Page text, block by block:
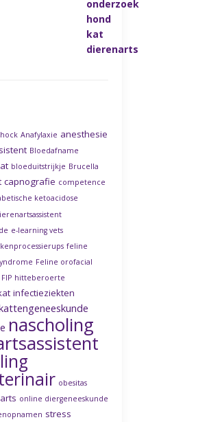
Anafylaxie anesthesie
Bloedafname
bloeduitstrijkje Brucella
capnografie competence
ketoacidose
e-learning vets
feline
Feline orofacial
FIP hitteberoerte
infectieziekten
nascholing
obesitas
online diergeneeskunde
stress